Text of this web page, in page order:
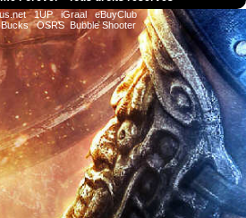
1UP iGraal
eBuyClub
OSRS Bubble Shooter